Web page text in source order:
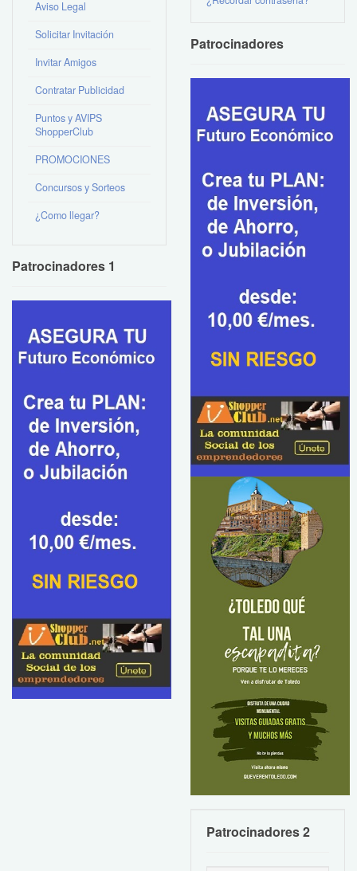
Aviso Legal
Solicitar Invitación
Invitar Amigos
Contratar Publicidad
Puntos y AVIPS
ShopperClub
PROMOCIONES
Concursos y Sorteos
¿Como llegar?
Patrocinadores 1
Patrocinadores
Patrocinadores 2